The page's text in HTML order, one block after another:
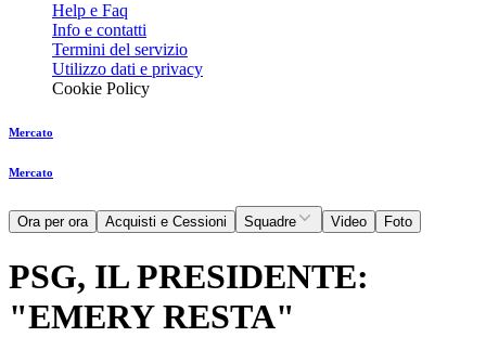
Help e Faq
Info e contatti
Termini del servizio
Utilizzo dati e privacy
Cookie Policy
Mercato
Mercato
Ora per ora Acquisti e Cessioni Squadre Video Foto
PSG, IL PRESIDENTE:
"EMERY RESTA"